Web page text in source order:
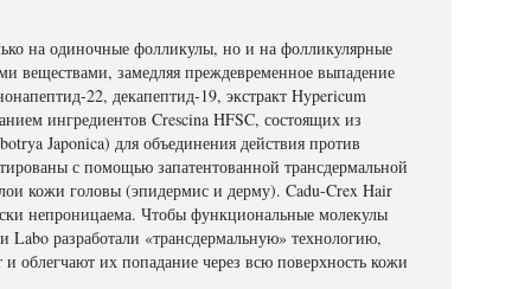
на одиночные фолликулы, но и на фолликулярные
веществами, замедляя преждевременное выпадение
22, декапептид-19, экстракт Hypericum
ингредиентов Crescina HFSC, состоящих из
Japonica) для объединения действия против
с помощью запатентованной трансдермальной
кожи головы (эпидермис и дерму). Cadu-Crex Hair
непроницаема. Чтобы функциональные молекулы
Labo разработали «трансдермальную» технологию,
облегчают их попадание через всю поверхность кожи